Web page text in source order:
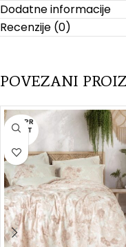
Dodatne informacije
Recenzije (0)
POVEZANI
RASPR
ODAT